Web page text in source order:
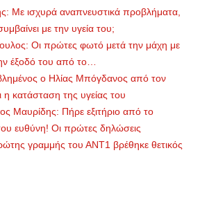
Με ισχυρά αναπνευστικά προβλήματα,
με την υγεία του;
Οι πρώτες φωτό μετά την μάχη με
έξοδό του από το…
ο Ηλίας Μπόγδανος από τον
η κατάσταση της υγείας του
Μαυρίδης: Πήρε εξιτήριο από το
ευθύνη! Οι πρώτες δηλώσεις
γραμμής του ΑΝΤ1 βρέθηκε θετικός